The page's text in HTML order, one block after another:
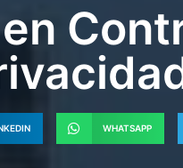
WHATSAPP